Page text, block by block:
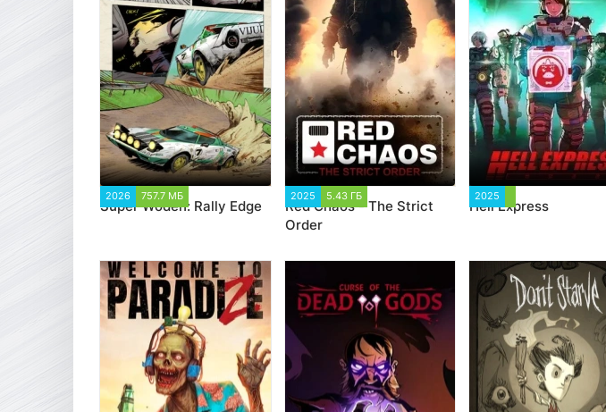
2026 757.7 МБ
Super Woden: Rally Edge
2025 5.43 ГБ
Red Chaos - The Strict
Order
2025
Hell Express